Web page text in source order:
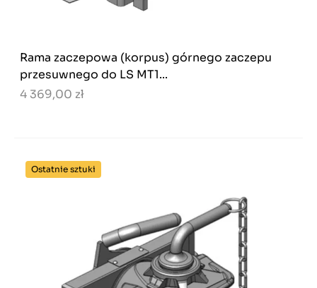
Rama zaczepowa (korpus) górnego zaczepu
przesuwnego do LS MT1...
4 369,00 zł
Ostatnie sztuki